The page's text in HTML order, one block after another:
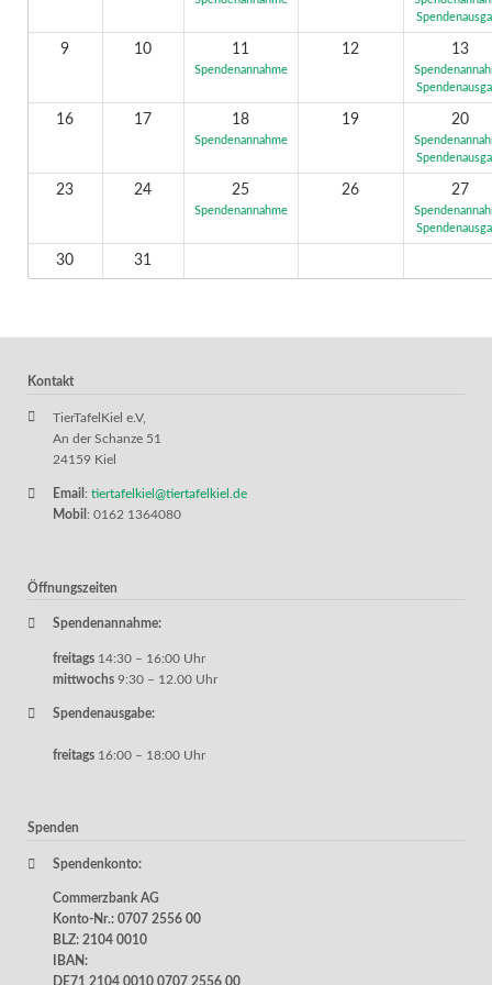
9 10 11
Spendenannahme
12 13
16 17 18
Spendenannahme
19 20
23 24 25
Spendenannahme
26 27
30 31
Kontakt
TierTafelKiel e.V,
An der Schanze 51
24159 Kiel
Email : tiertafelkiel@tiertafelkiel.de
Mobil : 0162 1364080
Öffnungszeiten
Spendenannahme:
freitags 14:30 – 16:00 Uhr
mittwochs 9:30 – 12.00 Uhr
Spendenausgabe:
freitags 16:00 – 18:00 Uhr
Spenden
Spendenkonto:
Commerzbank AG
Konto-Nr.: 0707 2556 00
BLZ: 2104 0010
IBAN:
DE71 2104 0010 0707 2556 00